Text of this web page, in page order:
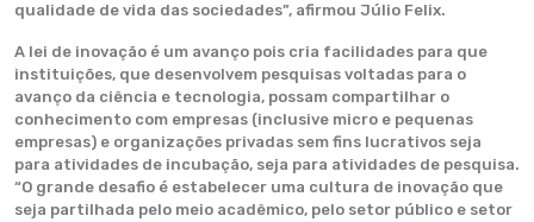
qualidade de vida das sociedades”, afirmou Júlio Felix.
A lei de inovação é um avanço pois cria facilidades para que
instituições, que desenvolvem pesquisas voltadas para o
avanço da ciência e tecnologia, possam compartilhar o
conhecimento com empresas (inclusive micro e pequenas
empresas) e organizações privadas sem fins lucrativos seja
para atividades de incubação, seja para atividades de pesquisa.
“O grande desafio é estabelecer uma cultura de inovação que
seja partilhada pelo meio acadêmico, pelo setor público e setor